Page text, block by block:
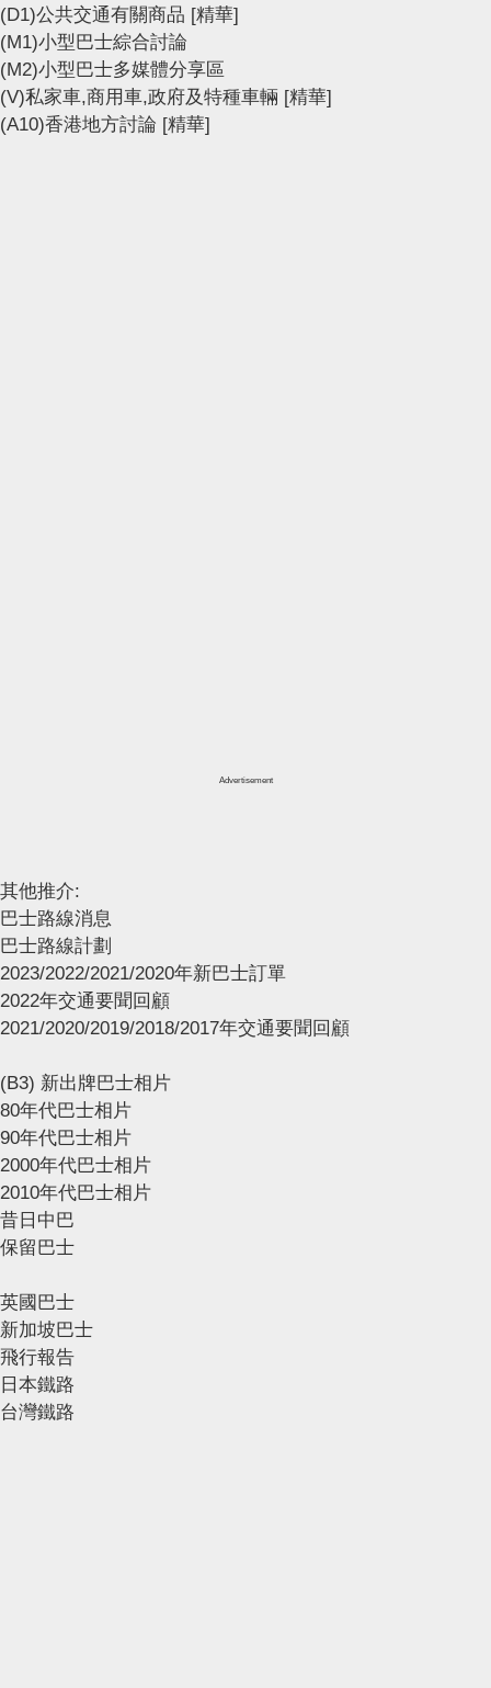
(D1)公共交通有關商品 [精華]
(M1)小型巴士綜合討論
(M2)小型巴士多媒體分享區
(V)私家車,商用車,政府及特種車輛 [精華]
(A10)香港地方討論 [精華]
Advertisement
其他推介:
巴士路線消息
巴士路線計劃
2023/2022/2021/2020年新巴士訂單
2022年交通要聞回顧
2021/2020/2019/2018/2017年交通要聞回顧
(B3) 新出牌巴士相片
80年代巴士相片
90年代巴士相片
2000年代巴士相片
2010年代巴士相片
昔日中巴
保留巴士
英國巴士
新加坡巴士
飛行報告
日本鐵路
台灣鐵路